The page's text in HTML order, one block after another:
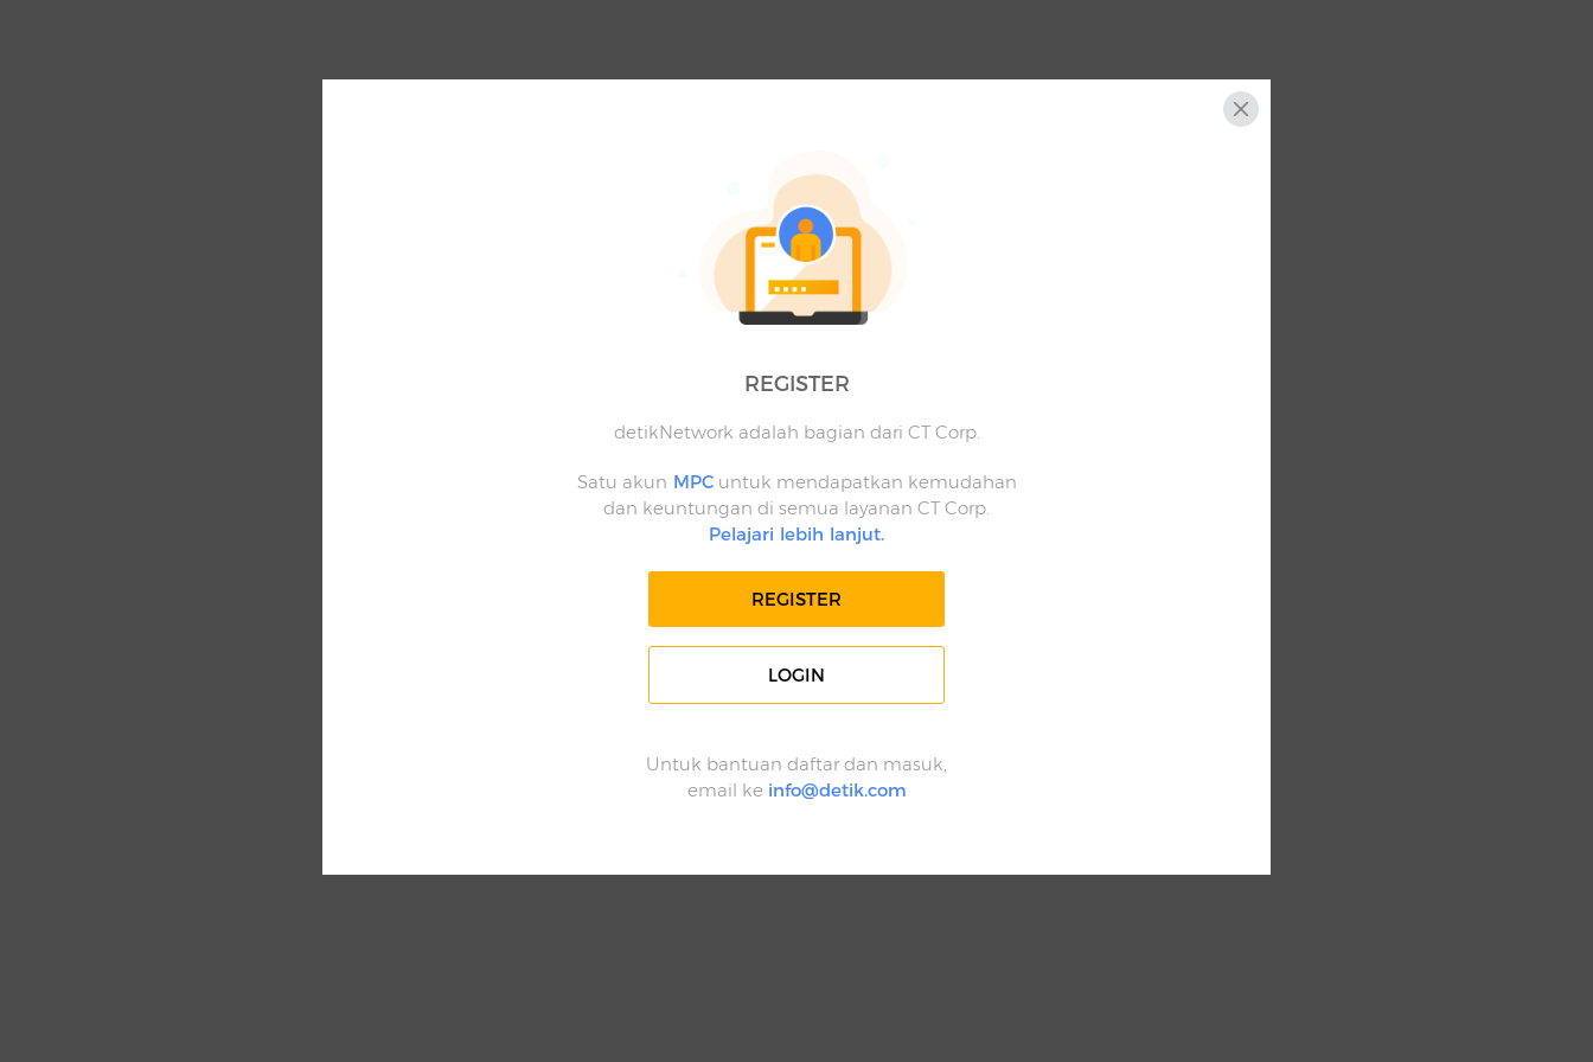
REGISTER
detikNetwork adalah bagian dari CT Corp.
Satu akun MPCuntuk mendapatkan kemudahan
dan keuntungan di semua layanan CT Corp.
Pelajari lebih lanjut.
REGISTER
LOGIN
Untuk bantuan daftar dan masuk,
email ke info@detik.com